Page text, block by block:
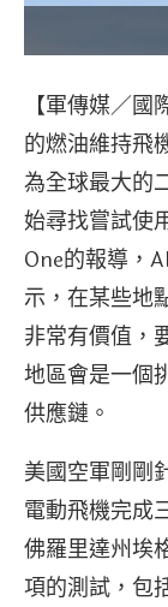
【軍傳媒／
的燃油維持飛
為全球最大的
始尋找嘗試使
One的報導，
示，在某些地
非常有價值，
地區會是一個
供應鏈。
美國空軍剛剛
電動飛機完成
佛羅里達州埃
項的測試，包